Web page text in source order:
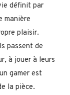
définit par
manière
plaisir.
passent de
à jouer à leurs
gamer est
la pièce.